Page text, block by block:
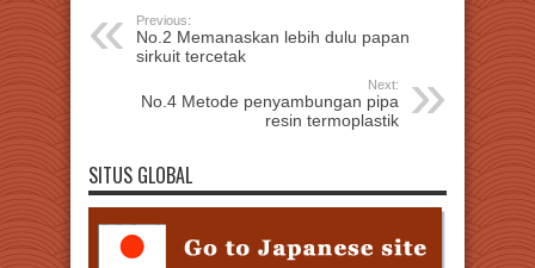
Previous:
No.2 Memanaskan lebih dulu papan
sirkuit tercetak
Next:
No.4 Metode penyambungan pipa
resin termoplastik
SITUS GLOBAL